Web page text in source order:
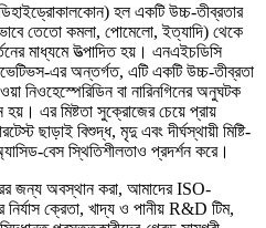
হল একটি উচ্চ-তীব্রতার
তেতো কমলা, পোমেলো, ইত্যাদি) থেকে
মাধ্যমে উত্পাদিত হয়। এনএইচডিসি
এর অন্তর্গত, এটি একটি উচ্চ-তীব্রতা
নিওহেস্পেরিডিন বা নারিনগিনের অনুঘটক
এর মিষ্টতা সুক্রোজের চেয়ে প্রায়
ছাড়াই বিশুদ্ধ, মৃদু এবং দীর্ঘস্থায়ী মিষ্টি-
বেস স্থিতিশীলতাও প্রদর্শন করে।
জন্য অবস্থান করা, আমাদের ISO-
নির্যাস ক্রেতা, খাদ্য ও পানীয় R&D টিম,